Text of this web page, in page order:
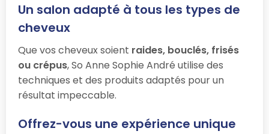
Un salon adapté à tous les types de
cheveux
Que vos cheveux soient raides, bouclés, frisés
ou crépus, So Anne Sophie André utilise des
techniques et des produits adaptés pour un
résultat impeccable.
Offrez-vous une expérience unique